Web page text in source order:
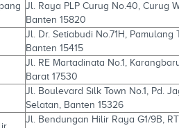
Jl. Raya PLP Curug No.40, Curug
Banten 15820
Jl. Dr. Setiabudi No.71H,
Banten 15415
Jl. RE Martadinata No.1,
Barat 17530
Jl. Boulevard Silk Town No.1, Pd.
Selatan, Banten 15326
Jl. Bendungan Hilir Raya G1/9B,